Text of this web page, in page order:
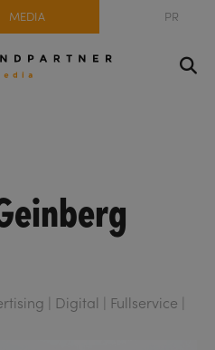
MEDIA PR
| Digital | Fullservice |